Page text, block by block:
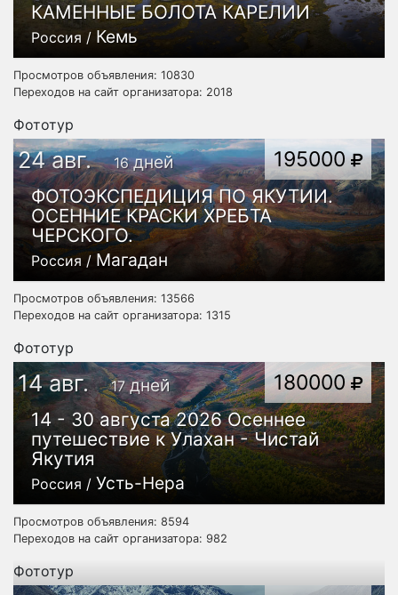
КАМЕННЫЕ БОЛОТА КАРЕЛИИ
Россия / Кемь
Просмотров объявления: 10830
Переходов на сайт организатора: 2018
Фототур
195000
24 авг. 16дней
ФОТОЭКСПЕДИЦИЯ ПО ЯКУТИИ.
ОСЕННИЕ КРАСКИ ХРЕБТА
ЧЕРСКОГО.
Россия / Магадан
Просмотров объявления: 13566
Переходов на сайт организатора: 1315
Фототур
180000
14 авг. 17дней
14 - 30 августа 2026 Осеннее
путешествие к Улахан - Чистай
Якутия
Россия / Усть-Нера
Просмотров объявления: 8594
Переходов на сайт организатора: 982
Фототур